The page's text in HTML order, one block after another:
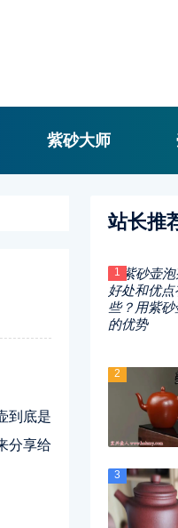
紫砂大师
到底是
分享给
站长推
1
2
3